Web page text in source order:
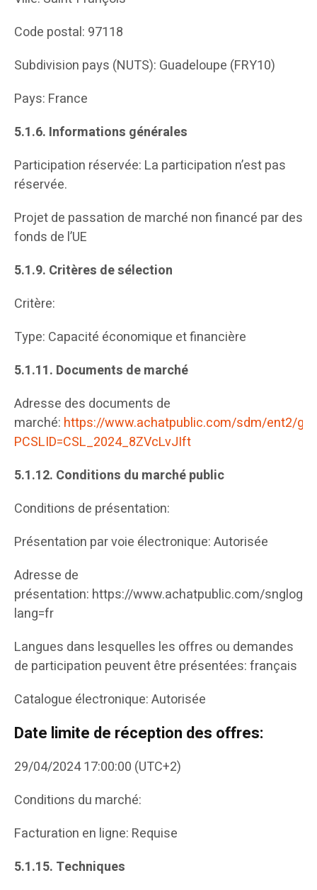
Code postal: 97118
Subdivision pays (NUTS): Guadeloupe (FRY10)
Pays: France
5.1.6. Informations générales
Participation réservée: La participation n’est pas
réservée.
Projet de passation de marché non financé par des
fonds de l’UE
5.1.9. Critères de sélection
Critère:
Type: Capacité économique et financière
5.1.11. Documents de marché
Adresse des documents de
marché: https://www.achatpublic.com/sdm/ent2/
PCSLID=CSL_2024_8ZVcLvJIft
5.1.12. Conditions du marché public
Conditions de présentation:
Présentation par voie électronique: Autorisée
Adresse de
présentation: https://www.achatpublic.com/
lang=fr
Langues dans lesquelles les offres ou demandes
de participation peuvent être présentées: français
Catalogue électronique: Autorisée
Date limite de réception des offres:
29/04/2024 17:00:00 (UTC+2)
Conditions du marché:
Facturation en ligne: Requise
5.1.15. Techniques